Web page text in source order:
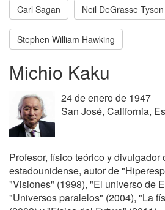
Carl Sagan Neil DeGrasse Tyson
Stephen William Hawking
Michio Kaku
24 de enero de 1947
San José, California,
Profesor, físico teórico y divulgador
estadounidense, autor de
"Visiones" (1998), "El universo de
"Universos paralelos" (2004), "La